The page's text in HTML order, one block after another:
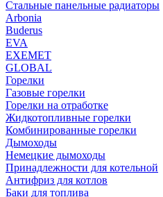
Стальные панельные радиаторы
Arbonia
Buderus
EVA
EXEMET
GLOBAL
Горелки
Газовые горелки
Горелки на отработке
Жидкотопливные горелки
Комбинированные горелки
Дымоходы
Немецкие дымоходы
Принадлежности для котельной
Антифриз для котлов
Баки для топлива